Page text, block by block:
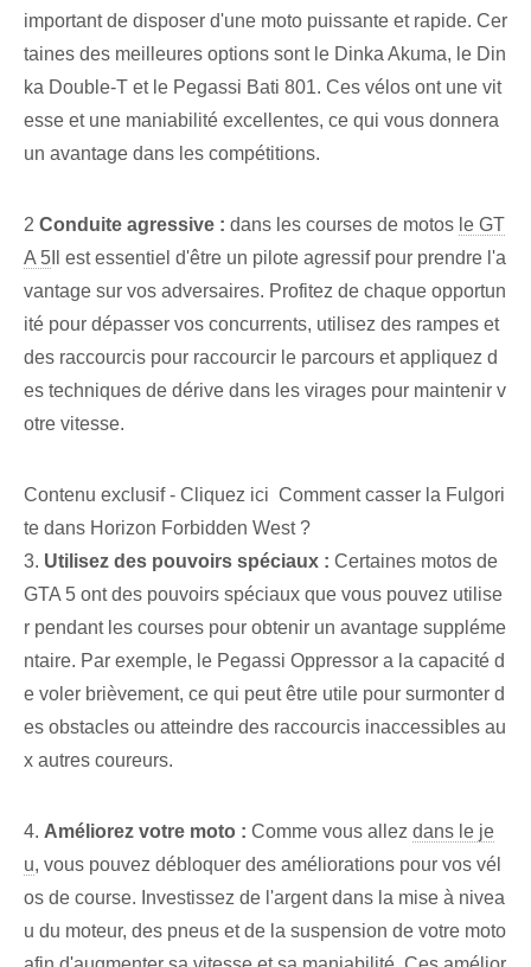
important de disposer d'une moto puissante et rapide. Cer
taines des meilleures options sont le Dinka Akuma, le Din
ka Double-T et le Pegassi Bati 801. Ces vélos ont une vit
esse et une maniabilité excellentes, ce qui vous donnera
un avantage dans les compétitions.
2 Conduite agressive : dans les courses de motos le GT
A 5 Il est essentiel d'être un pilote agressif pour prendre l'a
vantage sur vos adversaires. Profitez de chaque opportun
ité pour dépasser vos concurrents, utilisez des rampes et
des raccourcis pour raccourcir le parcours et appliquez d
es techniques de dérive dans les virages pour maintenir v
otre vitesse.
Contenu exclusif - Cliquez ici Comment casser la Fulgori
te dans Horizon Forbidden West ?
3. Utilisez des pouvoirs spéciaux : Certaines motos de
GTA 5 ont des pouvoirs spéciaux que vous pouvez utilise
r pendant les courses pour obtenir un avantage suppléme
ntaire. Par exemple, le Pegassi Oppressor a la capacité d
e voler brièvement, ce qui peut être utile pour surmonter d
es obstacles ou atteindre des raccourcis inaccessibles au
x autres coureurs.
4. Améliorez votre moto : Comme vous allez dans le je
u, vous pouvez débloquer des améliorations pour vos vél
os de course. Investissez de l'argent dans la mise à nivea
u du moteur, des pneus et de la suspension de votre moto